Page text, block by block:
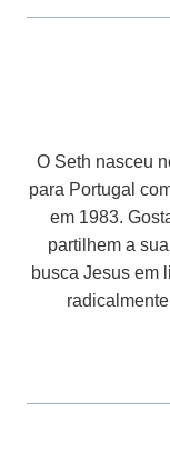
O Seth nasceu
para Portugal
em 1983.
partilhem a
busca Jesus em